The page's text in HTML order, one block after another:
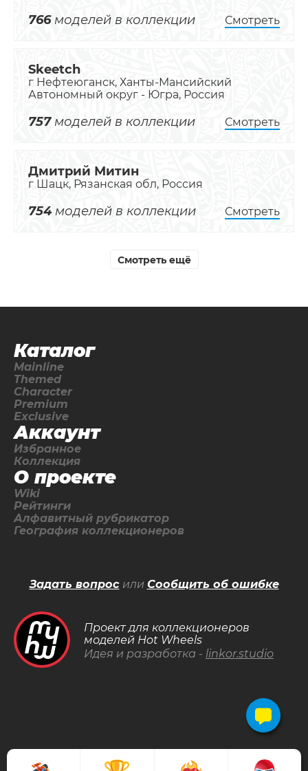
766моделей в коллекции Смотреть
Skeetch
г Нефтеюганск, Ханты-Мансийский
Автономный округ - Югра, Россия
757моделей в коллекции Смотреть
Дмитрий Митин
г Шацк, Рязанская обл, Россия
754моделей в коллекции Смотреть
Смотреть ещё
Каталог
Mainline
Themed
Character
Premium
Exclusive
Аккаунт
Избранное
Коллекция
О проекте
Wiki
Рейтинги
Алфавитный рубрикатор
География коллекционеров
Проект для коллекционеров
моделей Hot Wheels
Идея и разработка - linkor.studio
Задать вопросили Сообщить об ошибке